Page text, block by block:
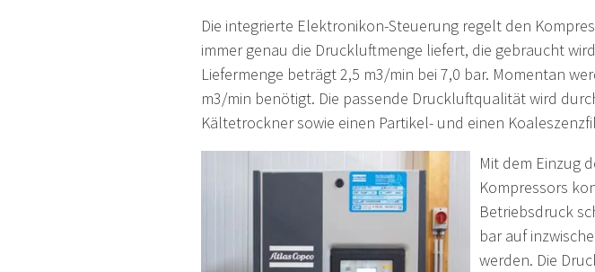
Die integrierte Elektronikon-Steuerung regelt den
immer genau die Druckluftmenge liefert, die gebraucht
Liefermenge beträgt 2,5 m3/min bei 7,0 bar. Momentan
m3/min benötigt. Die passende Druckluftqualität wird
Kältetrockner sowie einen Partikel- und einen
Mit dem Einzug
Kompressors
Betriebsdruck
bar auf
werden. Die